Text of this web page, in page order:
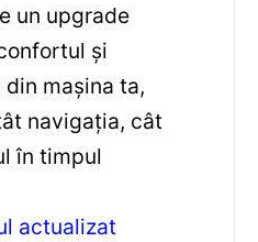
un upgrade
și
mașina ta,
navigația, cât
în timpul
actualizat